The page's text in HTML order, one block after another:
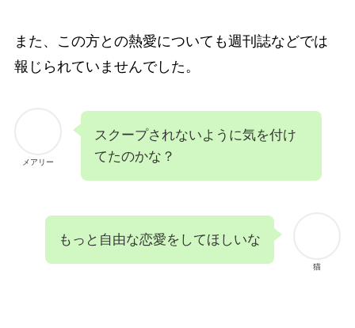
また、この方との熱愛についても週刊誌などでは
報じられていませんでした。
メアリー
スクープされないように気を付け
てたのかな？
猫
もっと自由な恋愛をしてほしいな